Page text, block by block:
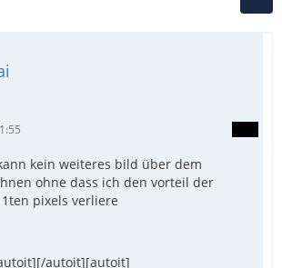
kein weiteres bild über dem
ohne dass ich den vorteil der
pixels verliere
autoit][autoit]